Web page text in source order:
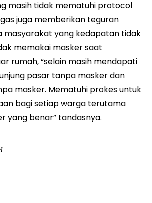
masih tidak mematuhi protocol
juga memberikan teguran
masyarakat yang kedapatan tidak
memakai masker saat
rumah, “selain masih mendapati
pasar tanpa masker dan
masker. Mematuhi prokes untuk
bagi setiap warga terutama
yang benar” tandasnya.